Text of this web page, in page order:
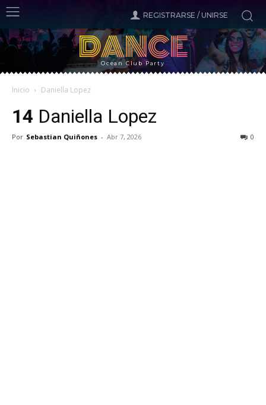
REGISTRARSE / UNIRSE
DANCE
Ocean Club Party
Inicio Daniella Lopez
14 Daniella Lopez
Por Sebastian Quiñones - Abr 7, 2026 0